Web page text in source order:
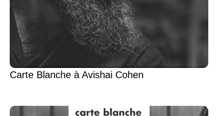
Carte Blanche à Avishai Cohen